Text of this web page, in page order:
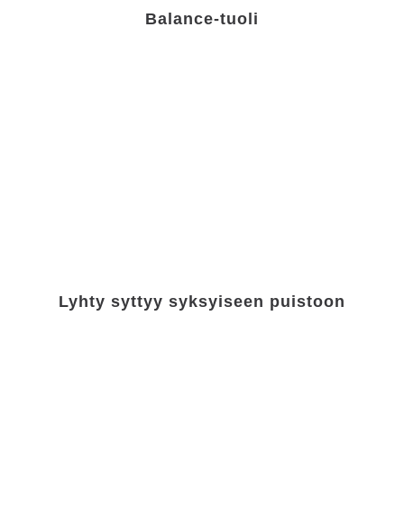
Balance-tuoli
Lyhty syttyy syksyiseen puistoon